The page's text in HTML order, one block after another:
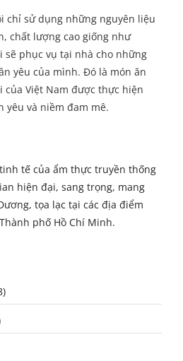
chỉ sử dụng những nguyên liệu
chất lượng cao giống như
sẽ phục vụ tại nhà cho những
yêu của mình. Đó là món ăn
của Việt Nam được thực hiện
yêu và niềm đam mê.
tế của ẩm thực truyền thống
hiện đại, sang trọng, mang
tọa lạc tại các địa điểm
phố Hồ Chí Minh.